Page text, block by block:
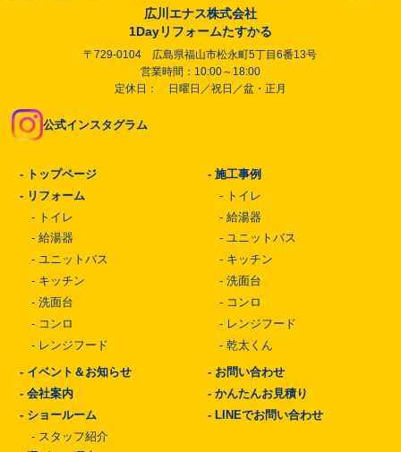
広川エナス株式会社
1Dayリフォームたすかる
〒729-0104 広島県福山市松永町5丁目6番13号
営業時間：10:00～18:00
定休日： 日曜日／祝日／盆・正月
公式インスタグラム
- トップページ
- リフォーム
- トイレ
- 給湯器
- ユニットバス
- キッチン
- 洗面台
- コンロ
- レンジフード
-施工事例
- トイレ
-給湯器
-ユニットバス
- キッチン
-洗面台
- コンロ
- レンジフード
-乾太くん
- イベント＆お知らせ
- 会社案内
- ショールーム
- スタッフ紹介
- お問い合わせ
-かんたんお見積り
-LINEでお問い合わせ